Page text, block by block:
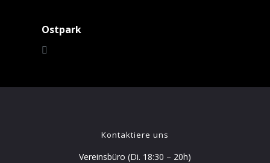
Ostpark
Kontaktiere uns
Vereinsbüro (Di. 18:30 – 20h)